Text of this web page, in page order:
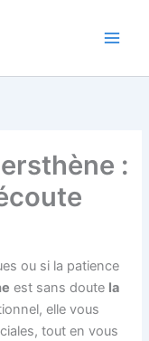
:
ou si la patience
est sans doute la
elle vous
tout en vous